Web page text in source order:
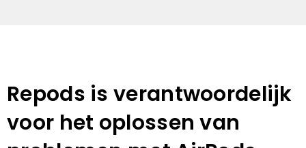
Repods is verantwoordelijk
voor het oplossen van